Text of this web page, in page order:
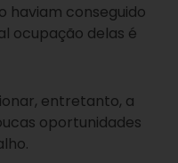
haviam conseguido
ocupação delas é
entretanto, a
oportunidades